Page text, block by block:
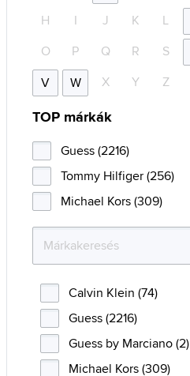
H
I J K L
O
P Q R S
V
W X Y Z
TOP márkák
Guess (2216)
Tommy Hilfiger (256)
Michael Kors (309)
Calvin Klein (74)
Guess (2216)
Guess by Marciano (2)
Michael Kors (309)